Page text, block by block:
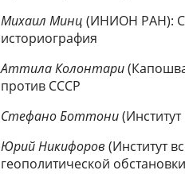
Михаил Минц (ИНИОН РАН):
историография
Аттила Колонтари
против СССР
Стефано Боттони
Юрий Никифоров (Институт
геополитической обстановки